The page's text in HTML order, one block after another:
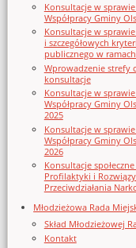
Konsultacje w
Współpracy Gminy
Konsultacje w
i szczegółowych
publicznego w
Wprowadzenie strefy
konsultacje
Konsultacje w
Współpracy Gminy
2025
Konsultacje w
Współpracy Gminy
2026
Konsultacje
Profilaktyki i
Przeciwdziałania
Młodzieżowa Rada
Skład Młodzieżowej
Kontakt